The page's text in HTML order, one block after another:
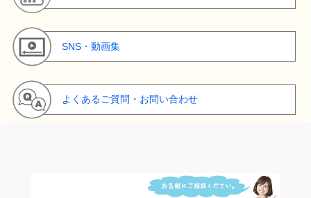
SNS・動画集
よくあるご質問・お問い合わせ